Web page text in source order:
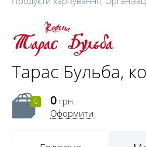
Тарас Бульба,
0 0 грн.
Оформити